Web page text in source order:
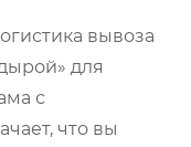
вывоза
для
с
что вы